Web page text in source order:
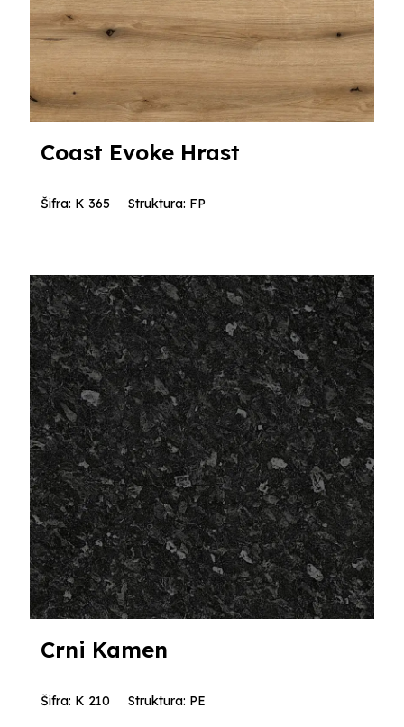
Coast Evoke Hrast
Šifra: K 365 Struktura: FP
Crni Kamen
Šifra: K 210 Struktura: PE